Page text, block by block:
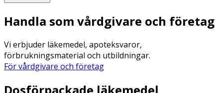
Handla som vårdgivare och företag
Vi erbjuder läkemedel, apoteksvaror,
förbrukningsmaterial och utbildningar.
För vårdgivare och företag
Dosförpackade läkemedel